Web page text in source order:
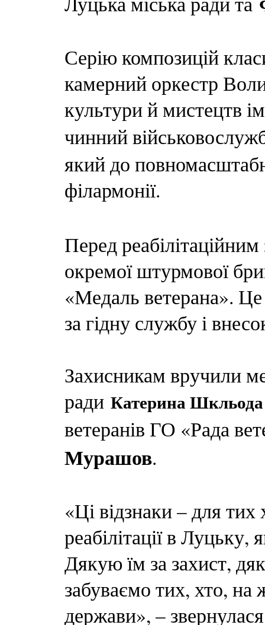
Серію композицій
камерний оркестр
культури й мистецтв
чинний
який до
філармонії.
Перед
окремої штурмової
«Медаль ветерана». Це
за гідну службу і
Захисникам вручили
ради Катерина Шкльода
ветеранів ГО «Рада
Мурашов.
«Ці відзнаки – для
реабілітації в
Дякую їм за захист,
забуваємо тих, хто, на
держави», –